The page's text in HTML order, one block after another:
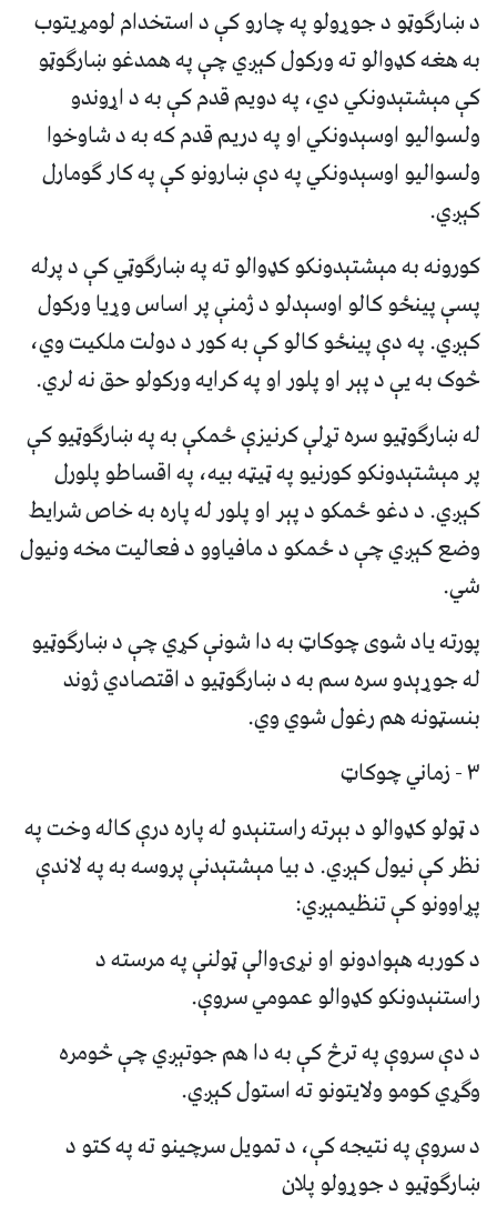
د ښارګوټو د جوړولو په چارو کې د استخدام لومړيتوب
به هغه کډوالو ته ورکول کېږي چې په همدغو ښارګوټو
کې مېشتېدونکي دي، په دویم قدم کې به د اړوندو
ولسوالیو اوسېدونکي او په دریم قدم که به د شاوخوا
ولسوالیو اوسېدونکي په دې ښارونو کې په کار ګومارل
کېږي.
کورونه به مېشتېدونکو کډوالو ته په ښارګوټي کې د پرله
پسې پینځو کالو اوسېدلو د ژمنې پر اساس وړیا ورکول
کېږي. په دې پینځو کالو کې به کور د دولت ملکیت وي،
څوک به یې د پېر او پلور او په کرایه ورکولو حق نه لري.
له ښارګوټیو سره تړلې کرنیزې ځمکې به په ښارګوټیو کې
پر مېشتېدونکو کورنیو په ټيټه بیه، په اقساطو پلورل
کېږي. د دغو ځمکو د پېر او پلور له پاره به خاص شرایط
وضع کېږي چې د ځمکو د مافیاوو د فعالیت مخه ونیول
شي.
پورته یاد شوی چوکاټ به دا شونې کړي چې د ښارګوټیو
له جوړېدو سره سم به د ښارګوټیو د اقتصادي ژوند
بنسټونه هم رغول شوي وي.
۳ - زماني چوکاټ
د ټولو کډوالو د بېرته راستنېدو له پاره درې کاله وخت په
نظر کې نیول کېږي. د بیا مېشتېدنې پروسه به په لاندې
پړاوونو کې تنظیمېږي:
د کوربه هېوادونو او نړۍوالې ټولنې په مرسته د
راستنېدونکو کډوالو عمومي سروې.
د دې سروې په ترڅ کې به دا هم جوتېږي چې څومره
وګړي کومو ولایتونو ته استول کېږي.
د سروې په نتیجه کې، د تمویل سرچینو ته په کتو د
ښارګوټیو د جوړولو پلان